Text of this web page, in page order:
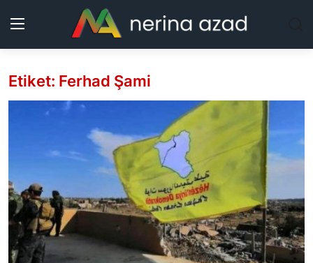
Kurdistan
Bölgeler
Güncel
Analiz
Makaleler
Etiket: Ferhad Şami